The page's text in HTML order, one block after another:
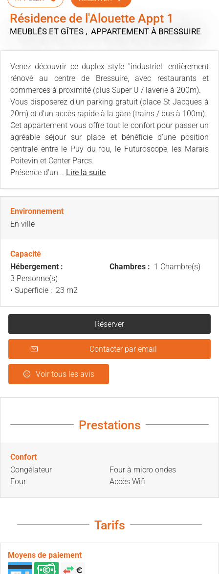
Résidence de l'Alouette Appt 1
MEUBLÉS ET GÎTES , APPARTEMENT À BRESSUIRE
Venez découvrir ce duplex style "industriel" entièrement
rénové au centre de Bressuire, avec restaurants et
commerces à proximité (plus Super U / laverie à 200m).
Vous disposerez d'un parking gratuit (place St Jacques à
20m) et d'un accès rapide à la gare (trains / bus à 100m).
Cet appartement vous offre tout le confort pour passer un
agréable séjour sur place et bénéficie d'une position
centrale entre le Puy du fou, le Futuroscope, les Marais
Poitevin et Center Parcs.
Présence d'un... Lire la suite
Environnement
En ville
Capacité
Hébergement :
3 Personne(s)
• Superficie : 23 m2
Chambres : 1 Chambre(s)
Réserver
Contacter par email
Voir tous les avis
Prestations
Confort
Congélateur
Four
Four à micro ondes
Accès Wifi
Tarifs
Moyens de paiement